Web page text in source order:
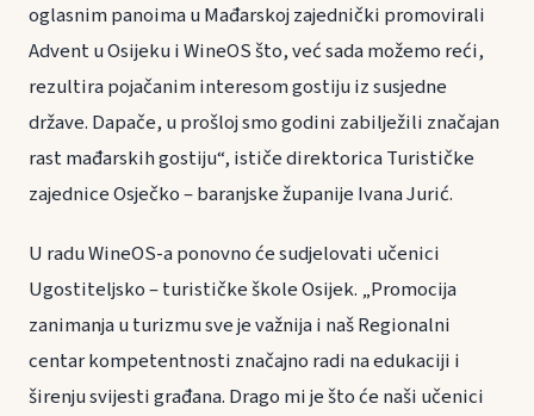
oglasnim panoima u Mađarskoj zajednički promovirali
Advent u Osijeku i WineOS što, već sada možemo reći,
rezultira pojačanim interesom gostiju iz susjedne
države. Dapače, u prošloj smo godini zabilježili značajan
rast mađarskih gostiju“, ističe direktorica Turističke
zajednice Osječko – baranjske županije Ivana Jurić.
U radu WineOS-a ponovno će sudjelovati učenici
Ugostiteljsko – turističke škole Osijek. „Promocija
zanimanja u turizmu sve je važnija i naš Regionalni
centar kompetentnosti značajno radi na edukaciji i
širenju svijesti građana. Drago mi je što će naši učenici